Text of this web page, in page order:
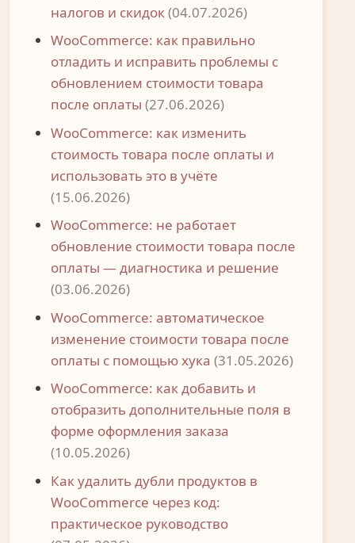
налогов и скидок(04.07.2026)
WooCommerce: как правильно
отладить и исправить проблемы с
обновлением стоимости товара
после оплаты (27.06.2026)
WooCommerce: как изменить
стоимость товара после оплаты и
использовать это в учёте
(15.06.2026)
WooCommerce: не работает
обновление стоимости товара после
оплаты — диагностика и решение
(03.06.2026)
WooCommerce: автоматическое
изменение стоимости товара после
оплаты с помощью хука (31.05.2026)
WooCommerce: как добавить и
отобразить дополнительные поля в
форме оформления заказа
(10.05.2026)
Как удалить дубли продуктов в
WooCommerce через код:
практическое руководство